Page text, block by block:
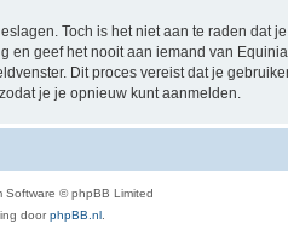
Toch is het niet aan te raden dat
geef het nooit aan iemand van
Dit proces vereist dat je
je je opnieuw kunt aanmelden.
Software © phpBB Limited
doorphpBB.nl